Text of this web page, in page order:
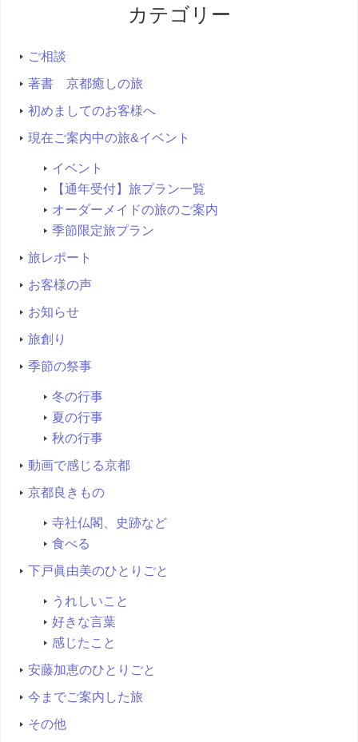
カテゴリー
ご相談
著書 京都癒しの旅
初めましてのお客様へ
現在ご案内中の旅&イベント
イベント
【通年受付】旅プラン一覧
オーダーメイドの旅のご案内
季節限定旅プラン
旅レポート
お客様の声
お知らせ
旅創り
季節の祭事
冬の行事
夏の行事
秋の行事
動画で感じる京都
京都良きもの
寺社仏閣、史跡など
食べる
下戸眞由美のひとりごと
うれしいこと
好きな言葉
感じたこと
安藤加恵のひとりごと
今までご案内した旅
その他